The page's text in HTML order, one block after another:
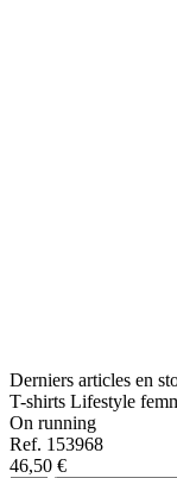
Derniers articles en
T-shirts Lifestyle
On running
Ref. 153968
46,50 €